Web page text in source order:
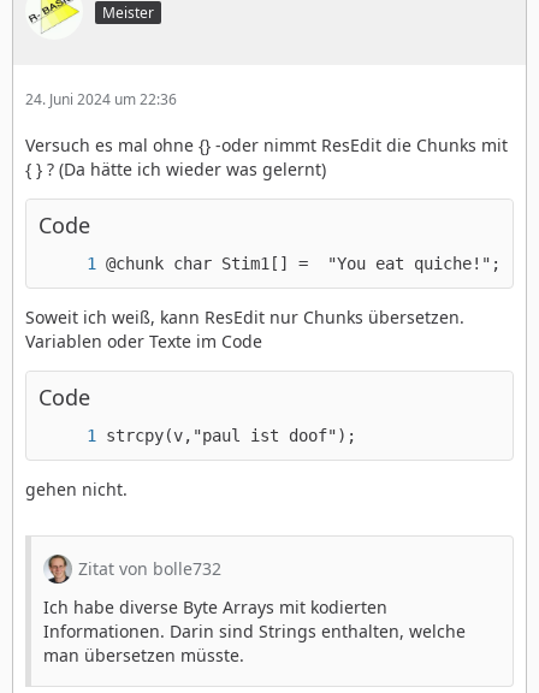
Meister
24. Juni 2024 um 22:36
Versuch es mal ohne {} -oder nimmt ResEdit die Chunks mit
{ } ? (Da hätte ich wieder was gelernt)
Code
@chunk char Stim1[] =  "You eat quiche!";
Soweit ich weiß, kann ResEdit nur Chunks übersetzen.
Variablen oder Texte im Code
Code
strcpy(v,"paul ist doof");
gehen nicht.
Zitat von bolle732
Ich habe diverse Byte Arrays mit kodierten
Informationen. Darin sind Strings enthalten, welche
man übersetzen müsste.